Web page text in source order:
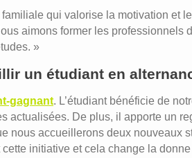
qui valorise la motivation et
aimons former les professionnels
»
un étudiant en
gagnant. L’étudiant bénéficie de
actualisées. De plus, il apporte un
nous accueillerons deux nouveaux
initiative et cela change la